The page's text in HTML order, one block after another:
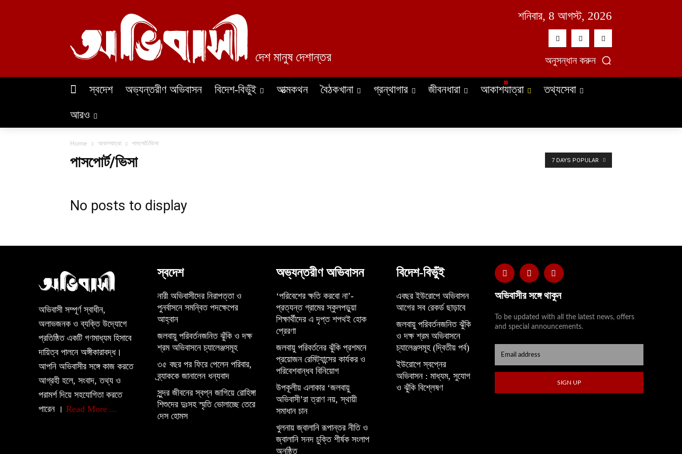
দেশ মানুষ দেশান্তর
শনিবার, 8 আগস্ট, 2026
অনুসন্ধান করুন
স্বদেশ অভ্যন্তরীণ অভিবাসন বিদেশ-বিভুঁই আত্মকথন বৈঠকখানা গ্রন্থাগার জীবনধারা আকাশযাত্রা
তথ্যসেবা
আরও
Home আকাশযাত্রা পাসপোর্ট/ভিসা
পাসপোর্ট/ভিসা 7 DAYS POPULAR
No posts to display
অভিবাসী সম্পূর্ণ স্বাধীন,
অলাভজনক ও ব্যক্তি উদ্যোগে
প্রতিষ্ঠিত একটি গণমাধ্যম হিসাবে
দায়িত্ব পালনে অঙ্গীকারাবদ্ধ।
আপনি অভিবাসীর সঙ্গে কাজ করতে
আগ্রহী হলে, সংবাদ, তথ্য ও
পরামর্শ দিয়ে সহযোগিতা করতে
পারেন । Read More ...
স্বদেশ
নারী অভিবাসীদের নিরাপত্তা ও
পুনর্বাসনে সমন্বিত পদক্ষেপের
আহ্বান
জলবায়ু পরিবর্তনজনিত ঝুঁকি ও দক্ষ
শ্রম অভিবাসনে চ্যালেঞ্জসমূহ
৩৫ বছর পর ফিরে পেলেন পরিবার,
ব্র্যাককে জানালেন ধন্যবাদ
সুন্দর জীবনের স্বপ্ন জাগিয়ে রোহিঙ্গা
শিশুদের দুঃসহ স্মৃতি ভোলাচ্ছে তেরে
দেস হোমস
অভ্যন্তরীণ অভিবাসন
‘পরিবেশের ক্ষতি করবো না’-
প্রত্যন্ত গ্রামের স্কুলপড়ুয়া
শিক্ষার্থীদের এ দৃপ্ত শপথই হোক
প্রেরণা
জলবায়ু পরিবর্তনের ঝুঁকি প্রশমনে
প্রয়োজন রেমিট্যান্সের কার্যকর ও
পরিবেশবান্ধব বিনিয়োগ
উপকূলীয় এলাকার ‘জলবায়ু
অভিবাসী’রা ত্রাণ নয়, স্থায়ী
সমাধান চান
খুলনায় জ্বালানি রূপান্তর নীতি ও
জ্বালানি সনদ চুক্তি শীর্ষক সংলাপ
অনুষ্ঠিত
বিদেশ-বিভুঁই
এবছর ইউরোপে অভিবাসন
আগের সব রেকর্ড ছাড়াবে
জলবায়ু পরিবর্তনজনিত ঝুঁকি
ও দক্ষ শ্রম অভিবাসনে
চ্যালেঞ্জসমূহ (দ্বিতীয় পর্ব)
ইউরোপে স্বপ্নের
অভিবাসন : মাধ্যম, সুযোগ
ও ঝুঁকি বিশ্লেষণ
অভিবাসীর সঙ্গে থাকুন
To be updated with all the latest news, offers
and special announcements.
SIGN UP